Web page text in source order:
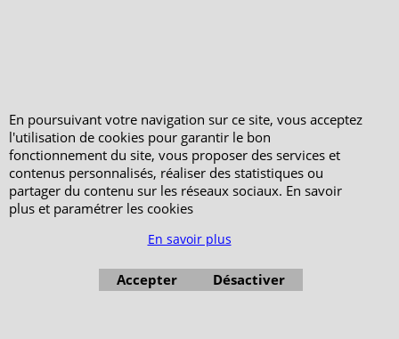
En poursuivant votre navigation sur ce site, vous acceptez
l'utilisation de cookies pour garantir le bon
fonctionnement du site, vous proposer des services et
contenus personnalisés, réaliser des statistiques ou
partager du contenu sur les réseaux sociaux. En savoir
plus et paramétrer les cookies
En savoir plus
Accepter Désactiver